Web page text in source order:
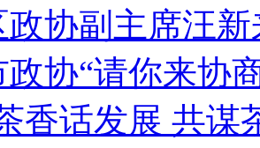
政协副主席汪
协“请你来协
香话发展 共